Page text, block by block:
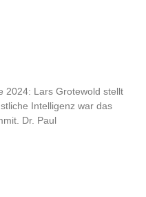
2024: Lars Grotewold stellt
Intelligenz war das
Dr. Paul